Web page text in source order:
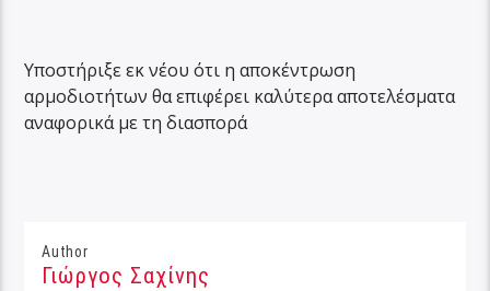
Υποστήριξε εκ νέου ότι η αποκέντρωση
αρμοδιοτήτων θα επιφέρει καλύτερα αποτελέσματα
αναφορικά με τη διασπορά
Author
Γιώργος Σαχίνης